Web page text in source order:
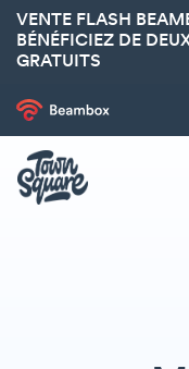
VENTE FLASH
BÉNÉFICIEZ DE
GRATUITS